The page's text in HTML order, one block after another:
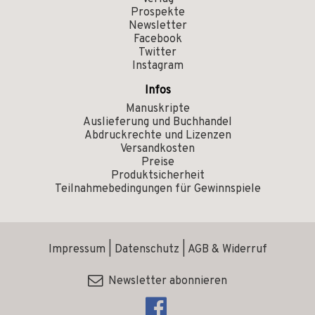
Prospekte
Newsletter
Facebook
Twitter
Instagram
Infos
Manuskripte
Auslieferung und Buchhandel
Abdruckrechte und Lizenzen
Versandkosten
Preise
Produktsicherheit
Teilnahmebedingungen für Gewinnspiele
Impressum Datenschutz AGB & Widerruf
Newsletter abonnieren